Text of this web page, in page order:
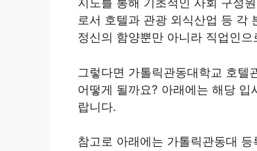
지도를 통해 기초적인 사회 구성
로서 호텔과 관광 외식산업 등 각
정신의 함양뿐만 아니라 직업인
그렇다면 가톨릭관동대학교 호텔
어떻게 될까요? 아래에는 해당
랍니다.
참고로 아래에는 가톨릭관동대